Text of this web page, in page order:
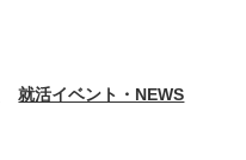
就活イベント・NEWS